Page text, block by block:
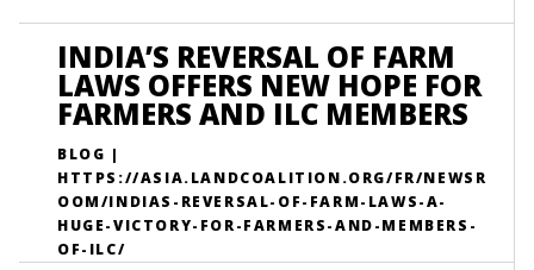
INDIA’S REVERSAL OF FARM
LAWS OFFERS NEW HOPE FOR
FARMERS AND ILC MEMBERS
BLOG |
HTTPS://ASIA.LANDCOALITION.ORG/FR/NEWSR
OOM/INDIAS-REVERSAL-OF-FARM-LAWS-A-
HUGE-VICTORY-FOR-FARMERS-AND-MEMBERS-
OF-ILC/